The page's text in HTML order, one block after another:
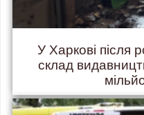
У Харкові після
склад